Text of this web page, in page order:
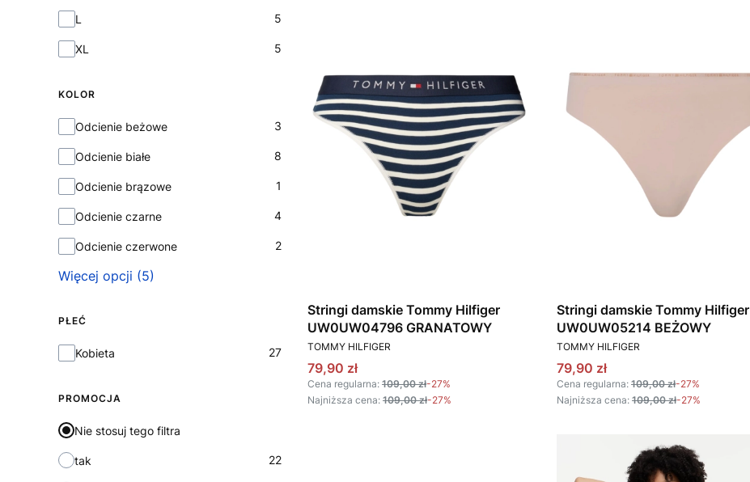
L 5
XL 5
KOLOR
Kolor
Odcienie beżowe 3
Odcienie białe 8
Odcienie brązowe 1
Odcienie czarne 4
Odcienie czerwone 2
Więcej opcji (5)
PŁEĆ
PłećKobieta 27
PROMOCJA
Nie stosuj tego filtra
tak 22
Stringi damskie Tommy Hilfiger
UW0UW04796 GRANATOWY
PRODUCENT
TOMMY HILFIGER
Cena promocyjna
79,90 zł
Cena regularna: 109,00 zł-27%
Najniższa cena: 109,00 zł-27%
Stringi damskie Tommy Hilfiger
UW0UW05214 BEŻOWY
PRODUCENT
TOMMY HILFIGER
Cena promocyjna
79,90 zł
Cena regularna: 109,00 zł-27%
Najniższa cena: 109,00 zł-27%